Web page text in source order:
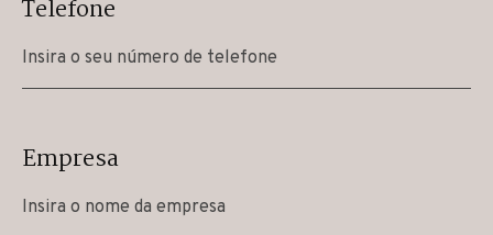
Telefone
Empresa